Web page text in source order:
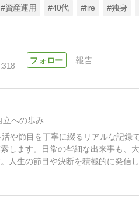
#資産運用 #40代 #fire #独身
318
報告
立への歩み
や節目を丁寧に綴るリアルな記
します。日常の些細な出来事も、
人生の節目や決断を積極的に発信